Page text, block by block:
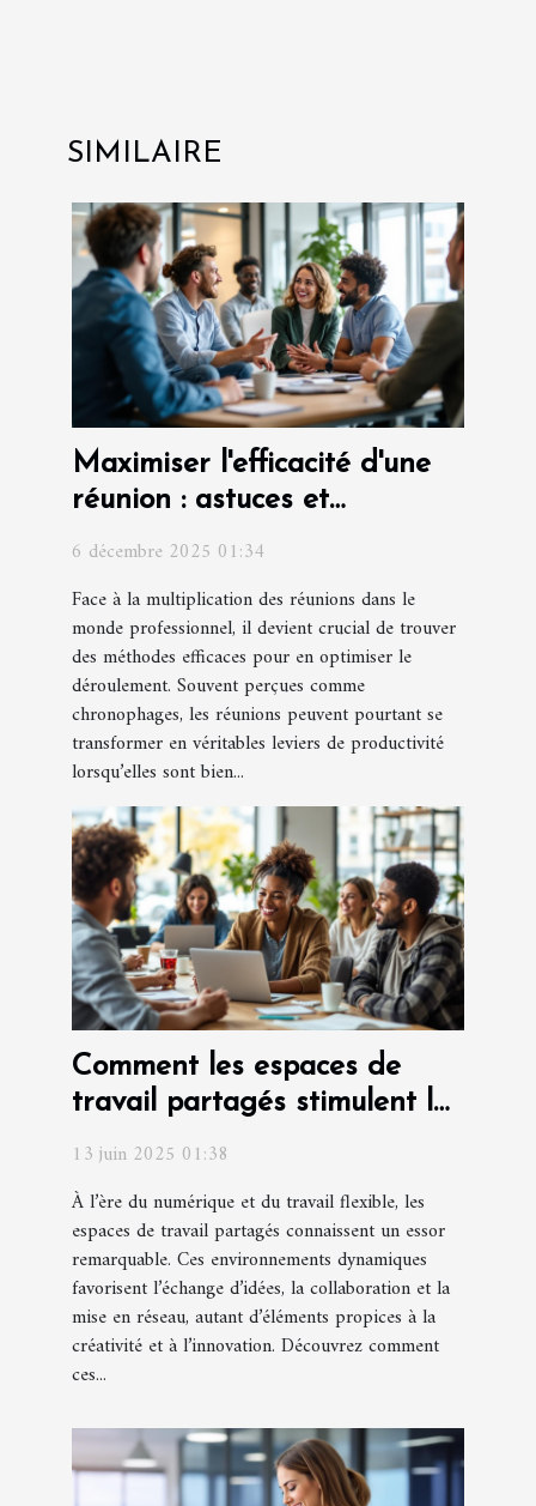
SIMILAIRE
Maximiser l'efficacité d'une
réunion : astuces et
6 décembre 2025 01:34
Face à la multiplication des réunions dans le
monde professionnel, il devient crucial de trouver
des méthodes efficaces pour en optimiser le
déroulement. Souvent perçues comme
chronophages, les réunions peuvent pourtant se
transformer en véritables leviers de productivité
lorsqu’elles sont bien...
Comment les espaces de
travail partagés stimulent la
créativité et l'innovation
13 juin 2025 01:38
À l’ère du numérique et du travail flexible, les
espaces de travail partagés connaissent un essor
remarquable. Ces environnements dynamiques
favorisent l’échange d’idées, la collaboration et la
mise en réseau, autant d’éléments propices à la
créativité et à l’innovation. Découvrez comment
ces...